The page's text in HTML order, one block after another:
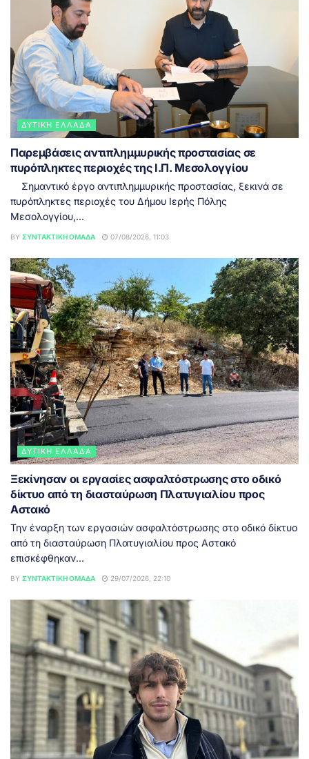
ΔΥΤΙΚΉ ΕΛΛΆΔΑ
Παρεμβάσεις αντιπλημμυρικής προστασίας σε
πυρόπληκτες περιοχές της Ι.Π. Μεσολογγίου
Σημαντικό έργο αντιπλημμυρικής προστασίας, ξεκινά σε
πυρόπληκτες περιοχές του Δήμου Ιερής Πόλης
Μεσολογγίου,...
BY ΣΥΝΤΑΚΤΙΚΉ ΟΜΆΔΑ 07/08/2026, 11:03
ΔΥΤΙΚΉ ΕΛΛΆΔΑ
Ξεκίνησαν οι εργασίες ασφαλτόστρωσης στο οδικό
δίκτυο από τη διασταύρωση Πλατυγιαλίου προς
Αστακό
Την έναρξη των εργασιών ασφαλτόστρωσης στο οδικό δίκτυο
από τη διασταύρωση Πλατυγιαλίου προς Αστακό
επισκέφθηκαν...
BY ΣΥΝΤΑΚΤΙΚΉ ΟΜΆΔΑ 29/07/2026, 22:10